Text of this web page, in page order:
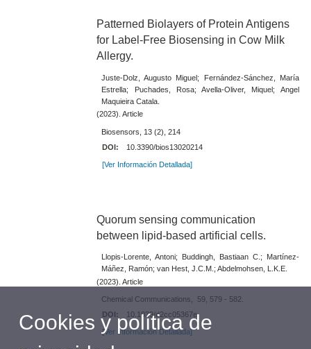
Patterned Biolayers of Protein Antigens
for Label-Free Biosensing in Cow Milk
Allergy.
Juste-Dolz, Augusto Miguel; Fernández-Sánchez, María
Estrella; Puchades, Rosa; Avella-Oliver, Miquel; Angel
Maquieira Catala.
(2023). Article
Biosensors, 13 (2), 214
DOI:
10.3390/bios13020214
[Ver Información Detallada]
Quorum sensing communication
between lipid-based artificial cells.
Llopis-Lorente, Antoni; Buddingh, Bastiaan C.; Martínez-
Máñez, Ramón; van Hest, J.C.M.; Abdelmohsen, L.K.E.
(2023). Article
Chemical Communications, 59, 579 - 582.
DOI:
10.1039/d2cc05367e
[Ver Información Detallada]
Cookies y política de